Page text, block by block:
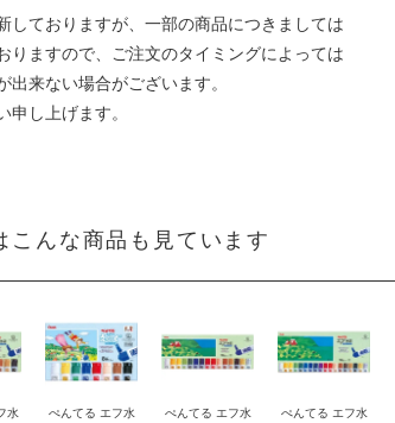
しておりますが、一部の商品につきましては
りますので、ご注文のタイミングによっては
出来ない場合がございます。
申し上げます。
こんな商品も見ています
水
ぺんてる エフ水
ぺんてる エフ水
ぺんてる エフ水